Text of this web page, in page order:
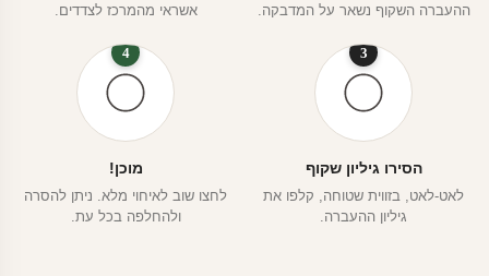
ההעברה השקוף נשאר על המדבקה.
אשראי מהמרכז לצדדים.
3
הסירו גיליון שקוף
לאט-לאט, בזווית שטוחה, קלפו את
גיליון ההעברה.
4
מוכן!
לחצו שוב לאיחוי מלא. ניתן להסרה
ולהחלפה בכל עת.